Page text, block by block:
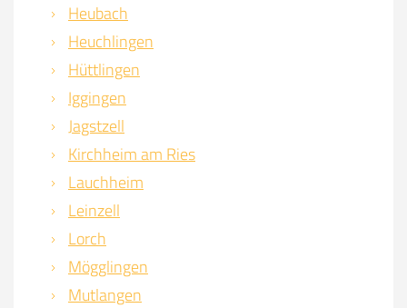
Heubach
Heuchlingen
Hüttlingen
Iggingen
Jagstzell
Kirchheim am Ries
Lauchheim
Leinzell
Lorch
Mögglingen
Mutlangen